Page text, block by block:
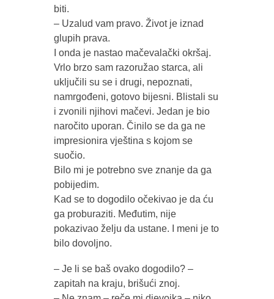
biti.
– Uzalud vam pravo. Život je iznad
glupih prava.
I onda je nastao mačevalački okršaj.
Vrlo brzo sam razoružao starca, ali
uključili su se i drugi, nepoznati,
namrgođeni, gotovo bijesni. Blistali su
i zvonili njihovi mačevi. Jedan je bio
naročito uporan. Činilo se da ga ne
impresionira vještina s kojom se
suočio.
Bilo mi je potrebno sve znanje da ga
pobijedim.
Kad se to dogodilo očekivao je da ću
ga proburaziti. Međutim, nije
pokazivao želju da ustane. I meni je to
bilo dovoljno.
– Je li se baš ovako dogodilo? –
zapitah na kraju, brišući znoj.